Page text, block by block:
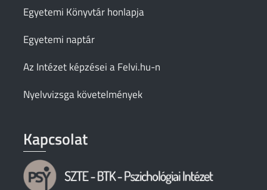
Egyetemi Könyvtár honlapja
Egyetemi naptár
Az Intézet képzései a Felvi.hu-n
Nyelvvizsga követelmények
Kapcsolat